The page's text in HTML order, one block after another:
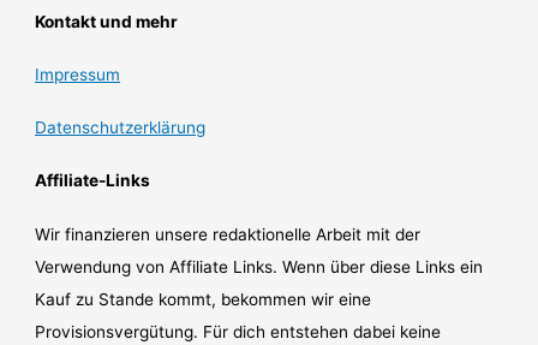
Kontakt und mehr
Impressum
Datenschutzerklärung
Affiliate-Links
Wir finanzieren unsere redaktionelle Arbeit mit der
Verwendung von Affiliate Links. Wenn über diese Links ein
Kauf zu Stande kommt, bekommen wir eine
Provisionsvergütung. Für dich entstehen dabei keine